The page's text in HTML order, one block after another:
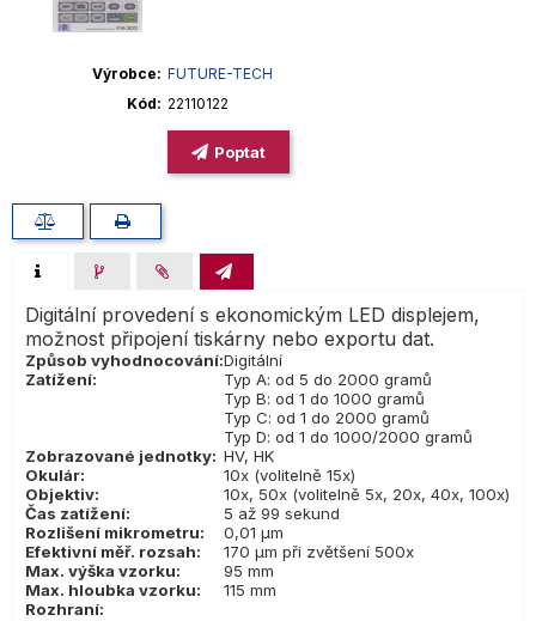
Výrobce
FUTURE-TECH
Kód
22110122
Poptat
Digitální provedení s ekonomickým LED displejem,
možnost připojení tiskárny nebo exportu dat.
Způsob vyhodnocování:Digitální
Zatížení:
Typ A: od 5 do 2000 gramů
Typ B: od 1 do 1000 gramů
Typ C: od 1 do 2000 gramů
Typ D: od 1 do 1000/2000 gramů
Zobrazované jednotky: HV, HK
Okulár:
10x (volitelně 15x)
Objektiv:
10x, 50x (volitelně 5x, 20x, 40x, 100x)
Čas zatížení:
5 až 99 sekund
Rozlišení mikrometru:
0,01 µm
Efektivní měř. rozsah:
170 µm při zvětšení 500x
Max. výška vzorku:
95 mm
Max. hloubka vzorku:
115 mm
Rozhraní: